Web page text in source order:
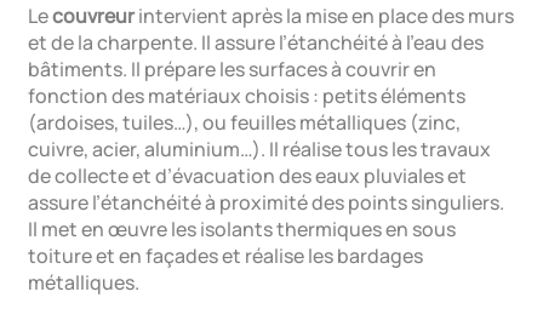
Lecouvreurintervient après la mise en place des murs
et de la charpente. Il assure l’étanchéité à l’eau des
bâtiments. Il prépare les surfaces à couvrir en
fonction des matériaux choisis : petits éléments
(ardoises, tuiles…), ou feuilles métalliques (zinc,
cuivre, acier, aluminium…). Il réalise tous les travaux
de collecte et d’évacuation des eaux pluviales et
assure l’étanchéité à proximité des points singuliers.
Il met en œuvre les isolants thermiques en sous
toiture et en façades et réalise les bardages
métalliques.